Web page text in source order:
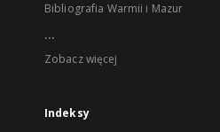
Bibliografia Warmii i Mazur
...
Zobacz więcej
Indeksy